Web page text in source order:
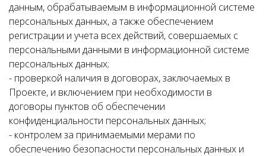
данным, обрабатываемым в информационной системе
персональных данных, а также обеспечением
регистрации и учета всех действий, совершаемых с
персональными данными в информационной системе
персональных данных;
- проверкой наличия в договорах, заключаемых в
Проекте, и включением при необходимости в
договоры пунктов об обеспечении
конфиденциальности персональных данных;
- контролем за принимаемыми мерами по
обеспечению безопасности персональных данных и